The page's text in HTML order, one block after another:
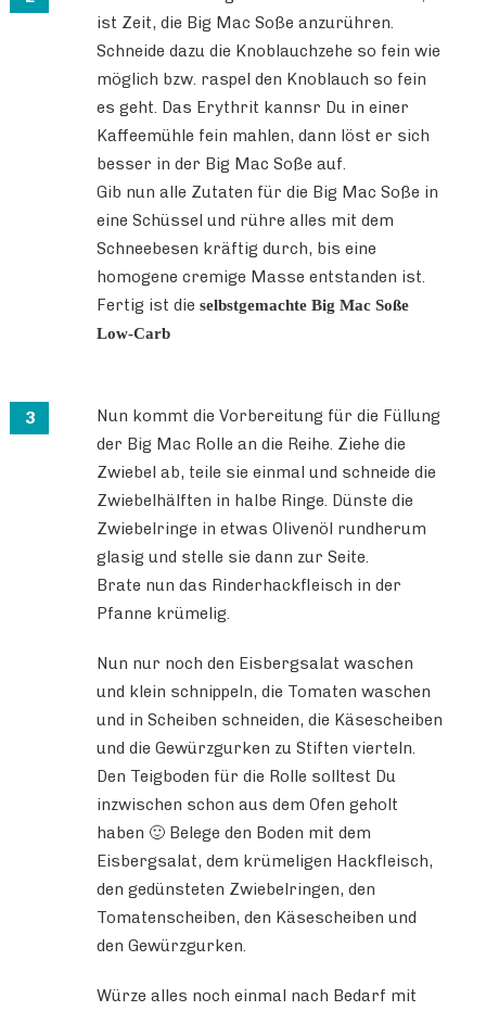
ist Zeit, die Big Mac Soße anzurühren.
Schneide dazu die Knoblauchzehe so fein wie
möglich bzw. raspel den Knoblauch so fein
es geht. Das Erythrit kannsr Du in einer
Kaffeemühle fein mahlen, dann löst er sich
besser in der Big Mac Soße auf.
Gib nun alle Zutaten für die Big Mac Soße in
eine Schüssel und rühre alles mit dem
Schneebesen kräftig durch, bis eine
homogene cremige Masse entstanden ist.
Fertig ist die selbstgemachte Big Mac Soße
Low-Carb
Nun kommt die Vorbereitung für die Füllung
der Big Mac Rolle an die Reihe. Ziehe die
Zwiebel ab, teile sie einmal und schneide die
Zwiebelhälften in halbe Ringe. Dünste die
Zwiebelringe in etwas Olivenöl rundherum
glasig und stelle sie dann zur Seite.
Brate nun das Rinderhackfleisch in der
Pfanne krümelig.
Nun nur noch den Eisbergsalat waschen
und klein schnippeln, die Tomaten waschen
und in Scheiben schneiden, die Käsescheiben
und die Gewürzgurken zu Stiften vierteln.
Den Teigboden für die Rolle solltest Du
inzwischen schon aus dem Ofen geholt
haben 🙂 Belege den Boden mit dem
Eisbergsalat, dem krümeligen Hackfleisch,
den gedünsteten Zwiebelringen, den
Tomatenscheiben, den Käsescheiben und
den Gewürzgurken.
Würze alles noch einmal nach Bedarf mit